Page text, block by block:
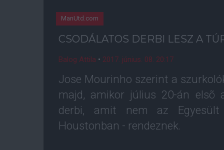
ManUtd.com
CSODÁLATOS DERBI LESZ A
Balog Attila • 2017. június. 08. 20:17
Jose Mourinho szerint a
majd, amikor július 20-án elsõ
derbi, amit nem az
Houstonban - rendeznek.